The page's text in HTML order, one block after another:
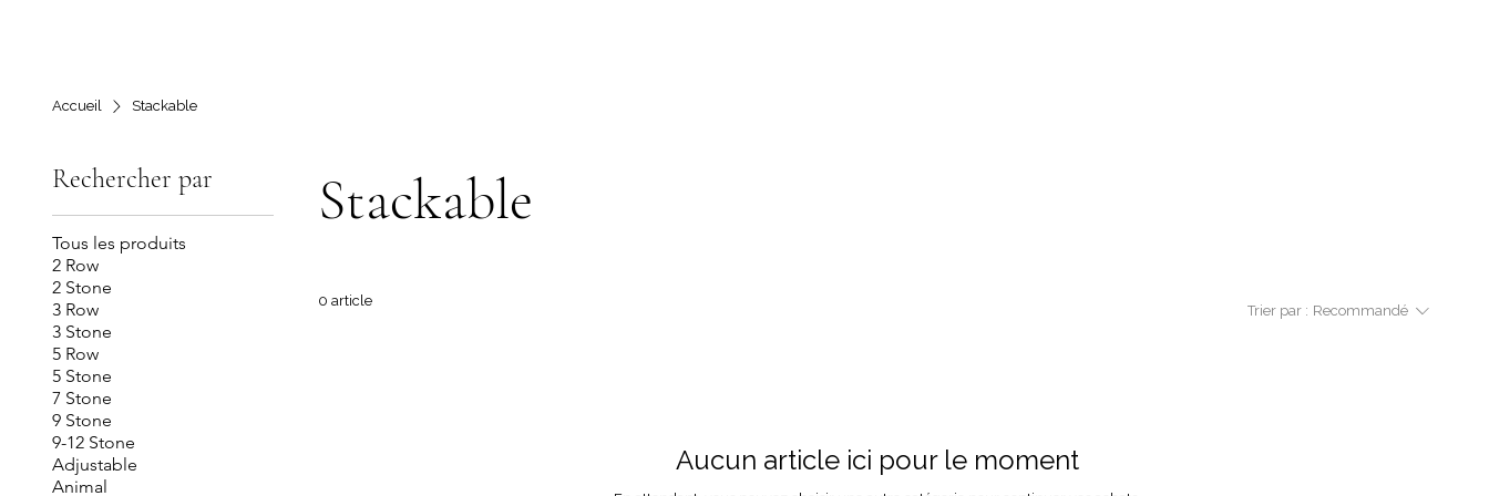
Accueil Stackable
Rechercher par
Tous les produits
2 Row
2 Stone
3 Row
3 Stone
5 Row
5 Stone
7 Stone
9 Stone
9-12 Stone
Adjustable
Animal
Stackable
0 article
Trier par : Recommandé
Aucun article ici pour le moment